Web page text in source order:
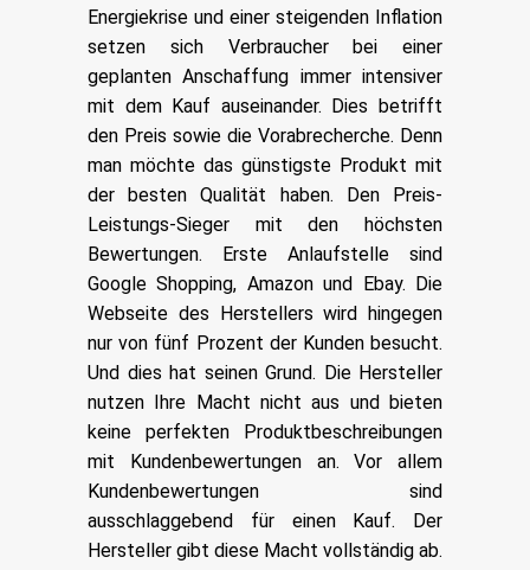
Energiekrise und einer steigenden Inflation
setzen sich Verbraucher bei einer
geplanten Anschaffung immer intensiver
mit dem Kauf auseinander. Dies betrifft
den Preis sowie die Vorabrecherche. Denn
man möchte das günstigste Produkt mit
der besten Qualität haben. Den Preis-
Leistungs-Sieger mit den höchsten
Bewertungen. Erste Anlaufstelle sind
Google Shopping, Amazon und Ebay. Die
Webseite des Herstellers wird hingegen
nur von fünf Prozent der Kunden besucht.
Und dies hat seinen Grund. Die Hersteller
nutzen Ihre Macht nicht aus und bieten
keine perfekten Produktbeschreibungen
mit Kundenbewertungen an. Vor allem
Kundenbewertungen sind
ausschlaggebend für einen Kauf. Der
Hersteller gibt diese Macht vollständig ab.